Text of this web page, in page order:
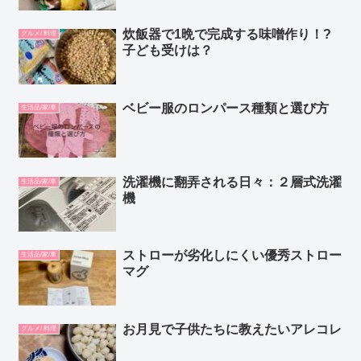
グルメ/ 料理
炊飯器で1晩で完成する味噌作り！?
子ども受けは？
生活品/家/車 ベビー服のロンパース種類と選び方
生活品/家/車
洗濯機に翻弄される日々：２層式洗濯
機
生活品/家/車
ストローが劣化しにくい優秀ストロー
マグ
グルメ/ 料理 お月見で子供たちに教えたいアレコレ